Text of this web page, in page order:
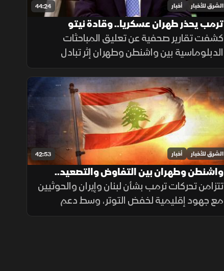
44:24 الشرق للأخبار أخبار
ترمب يحذر طهران عسكريا.. وقادة نيتو
يخشون نقص الدعم
كشفت تقارير صحفية عن تعليق المباحثات
الدبلوماسية بين واشنطن وطهران إثر تبادل
القصف الجوي بمضيق هرمز، وسط تحذيرات من
مغبة مواصلة انتهاك وقف القتال وتأكيدات
بمواصلة حماية الملاحة البحرية.
42:53 الشرق للأخبار أخبار
واشنطن وطهران بين التفاوض والتصعيد..
ولبنان في دائرة الدعم
تتزامن تحركات ترمب بشأن لبنان وإيران والحوثيين
مع جهود إقليمية لخفض التوتر، وسط دعم
أميركي لبيروت وترتيبات جنوب لبنان، بالتوازي